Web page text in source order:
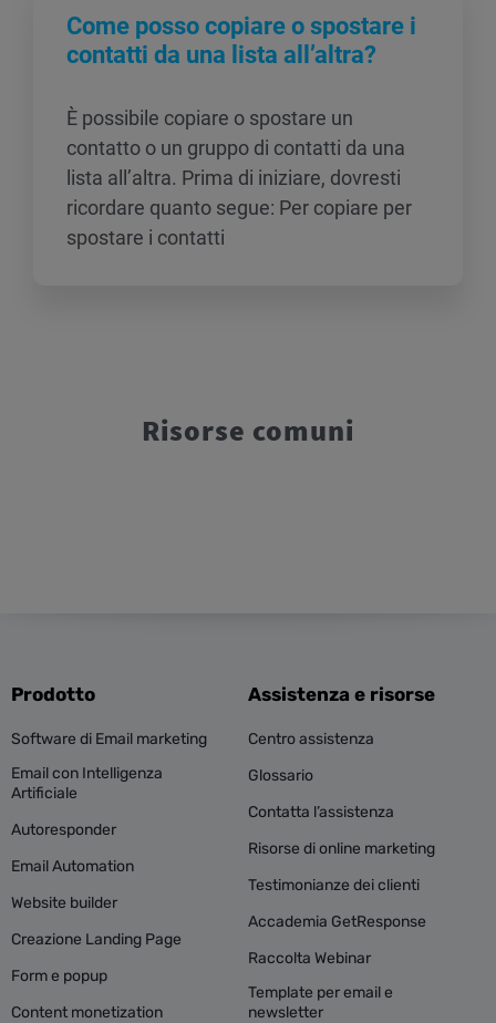
Come posso copiare o spostare i
contatti da una lista all’altra?
È possibile copiare o spostare un
contatto o un gruppo di contatti da una
lista all’altra. Prima di iniziare, dovresti
ricordare quanto segue: Per copiare per
spostare i contatti
Risorse comuni
Prodotto
Software di Email marketing
Email con Intelligenza
Artificiale
Autoresponder
Email Automation
Website builder
Creazione Landing Page
Form e popup
Content monetization
Assistenza e risorse
Centro assistenza
Glossario
Contatta l’assistenza
Risorse di online marketing
Testimonianze dei clienti
Accademia GetResponse
Raccolta Webinar
Template per email e
newsletter